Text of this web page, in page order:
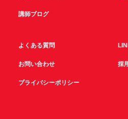
講師ブログ
よくある質問
お問い合わせ 採
プライバシーポリシー